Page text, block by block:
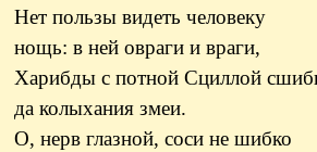
Нет пользы видеть человеку
нощь: в ней овраги и враги,
Харибды с потной Сциллой
да колыхания змеи.
О, нерв глазной, соси не шибко